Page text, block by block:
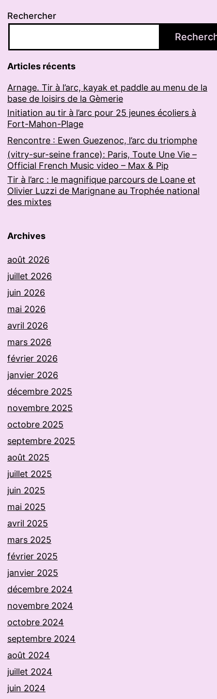
Rechercher
Articles récents
Arnage. Tir à l’arc, kayak et paddle au menu de la
base de loisirs de la Gèmerie
Initiation au tir à l’arc pour 25 jeunes écoliers à
Fort-Mahon-Plage
Rencontre : Ewen Guezenoc, l’arc du triomphe
(vitry-sur-seine france): Paris, Toute Une Vie –
Official French Music video – Max & Pip
Tir à l’arc : le magnifique parcours de Loane et
Olivier Luzzi de Marignane au Trophée national
des mixtes
Archives
août 2026
juillet 2026
juin 2026
mai 2026
avril 2026
mars 2026
février 2026
janvier 2026
décembre 2025
novembre 2025
octobre 2025
septembre 2025
août 2025
juillet 2025
juin 2025
mai 2025
avril 2025
mars 2025
février 2025
janvier 2025
décembre 2024
novembre 2024
octobre 2024
septembre 2024
août 2024
juillet 2024
juin 2024